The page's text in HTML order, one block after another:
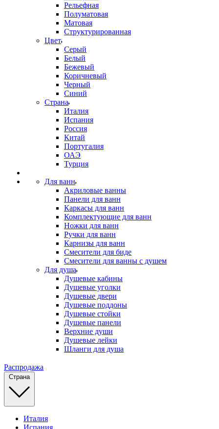
Рельефная
Полуматовая
Матовая
Структурированная
Цвет
Серый
Белый
Бежевый
Коричневый
Черный
Синий
Страна
Италия
Испания
Россия
Китай
Португалия
ОАЭ
Турция
Для ванн
Акриловые ванны
Панели для ванн
Каркасы для ванн
Комплектующие для ванн
Ножки для ванн
Ручки для ванн
Карнизы для ванн
Смесители для биде
Смесители для ванны с душем
Для душа
Душевые кабины
Душевые уголки
Душевые двери
Душевые поддоны
Душевые стойки
Душевые панели
Верхние души
Душевые лейки
Шланги для душа
Распродажа
Страна
Италия